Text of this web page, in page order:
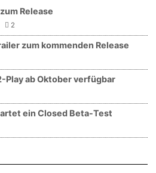
Release
2
zum kommenden Release
Play ab Oktober verfügbar
ein Closed Beta-Test